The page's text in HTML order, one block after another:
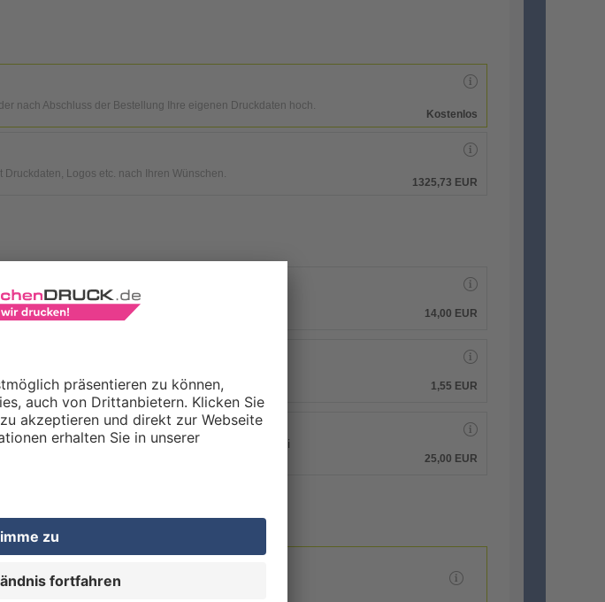
nach Abschluss der Bestellung Ihre eigenen Druckdaten hoch.
Kostenlos
Logos etc. nach Ihren Wünschen.
1325,73 EUR
empf.)
14,00 EUR
1,55 EUR
Illustrator oder InDesign) in eine PDF-Druckdatei
25,00 EUR